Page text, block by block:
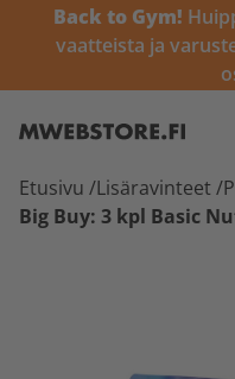
Back to Gym!
vaatteista ja
Etusivu /Lisäravinteet /
Big Buy: 3 kpl Basic